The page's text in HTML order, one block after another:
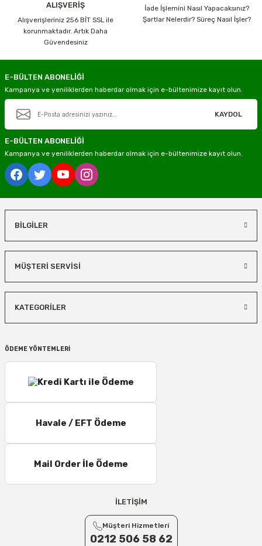
ALIŞVERİŞ
Alışverişleriniz 256 BİT SSL ile
korunmaktadır. Artık Daha
Güvendesiniz
İade İşlemini Nasıl Yapacaksınız?
Şartlar Nelerdir? Süreç Nasıl İşler?
E-BÜLTEN ABONELİĞİ
Kampanya ve yeniliklerden haberdar olmak için e-bültenimize kayıt olun.
KAYDOL
E-BÜLTEN ABONELİĞİ
Kampanya ve yeniliklerden haberdar olmak için e-bültenimize kayıt olun.
BİLGİLER
MÜŞTERİ SERVİSİ
KATEGORİLER
ÖDEME YÖNTEMLERİ
Havale / EFT Ödeme
Mail Order İle Ödeme
İLETİŞİM
Müşteri Hizmetleri
0212 506 58 62